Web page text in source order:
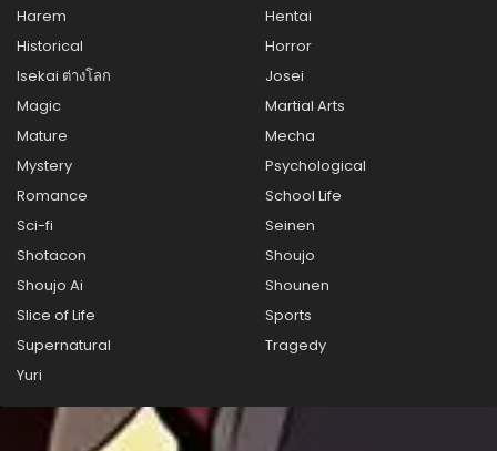
Harem
Hentai
Historical
Horror
Isekai ต่างโลก
Josei
Magic
Martial Arts
Mature
Mecha
Mystery
Psychological
Romance
School Life
Sci-fi
Seinen
Shotacon
Shoujo
Shoujo Ai
Shounen
Slice of Life
Sports
Supernatural
Tragedy
Yuri